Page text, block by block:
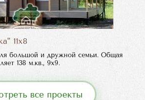
11х8
большой и дружной семьи. Общая
138 м.кв., 9х9.
все проекты